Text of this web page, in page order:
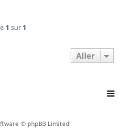
1 sur 1
Aller
© phpBB Limited